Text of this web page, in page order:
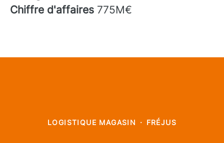
Chiffre d'affaires 775M€
LOGISTIQUE MAGASIN · FRÉJUS